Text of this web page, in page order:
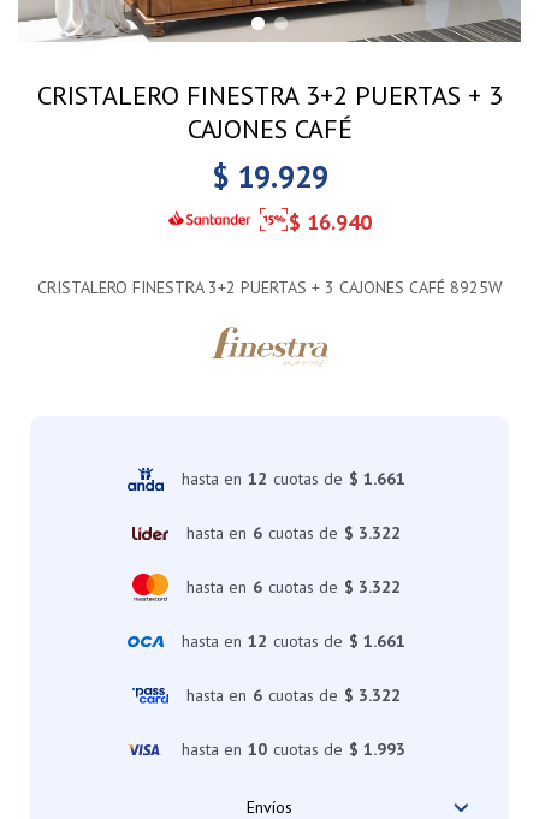
CRISTALERO FINESTRA 3+2 PUERTAS + 3
CAJONES CAFÉ
$ 19.929
$ 16.940
CRISTALERO FINESTRA 3+2 PUERTAS + 3 CAJONES CAFÉ 8925W
hasta en 12 cuotas de $ 1.661
hasta en 6 cuotas de $ 3.322
hasta en 6 cuotas de $ 3.322
hasta en 12 cuotas de $ 1.661
hasta en 6 cuotas de $ 3.322
hasta en 10 cuotas de $ 1.993
Envíos